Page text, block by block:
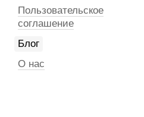
Пользовательское
соглашение
Блог
О нас